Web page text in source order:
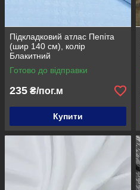
Підкладковий атлас Пепіта
(шир 140 см), колір
Блакитний
Готово до відправки
235 ₴/пог.м
Купити